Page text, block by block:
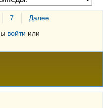
7
Далее
войти или